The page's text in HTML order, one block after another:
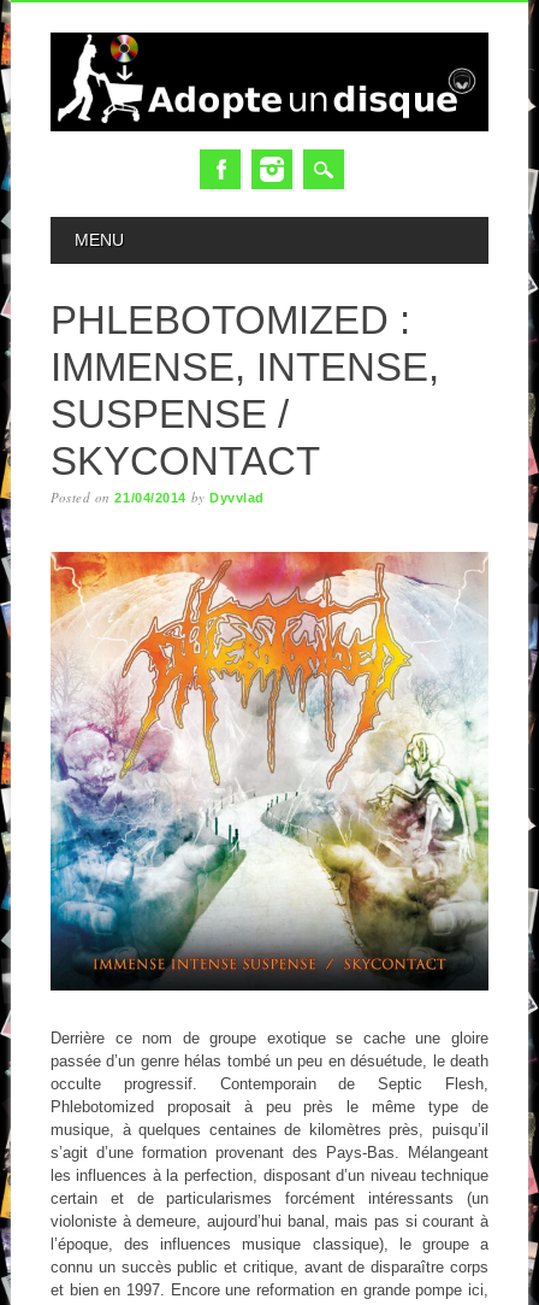
MAIN MENU
MENU
PHLEBOTOMIZED :
IMMENSE, INTENSE,
SUSPENSE /
SKYCONTACT
Posted on21/04/2014 byDyvvlad
Derrière ce nom de groupe exotique se cache une gloire
passée d’un genre hélas tombé un peu en désuétude, le death
occulte progressif. Contemporain de Septic Flesh,
Phlebotomized proposait à peu près le même type de
musique, à quelques centaines de kilomètres près, puisqu’il
s’agit d’une formation provenant des Pays-Bas. Mélangeant
les influences à la perfection, disposant d’un niveau technique
certain et de particularismes forcément intéressants (un
violoniste à demeure, aujourd’hui banal, mais pas si courant à
l’époque, des influences musique classique), le groupe a
connu un succès public et critique, avant de disparaître corps
et bien en 1997. Encore une reformation en grande pompe ici,